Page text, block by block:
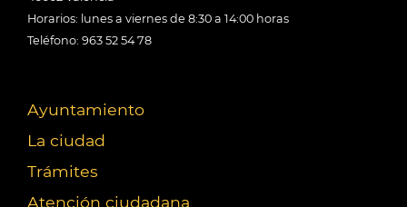
Horarios: lunes a viernes de 8:30 a 14:00 horas
Teléfono: 963 52 54 78
Ayuntamiento
La ciudad
Trámites
Atención ciudadana